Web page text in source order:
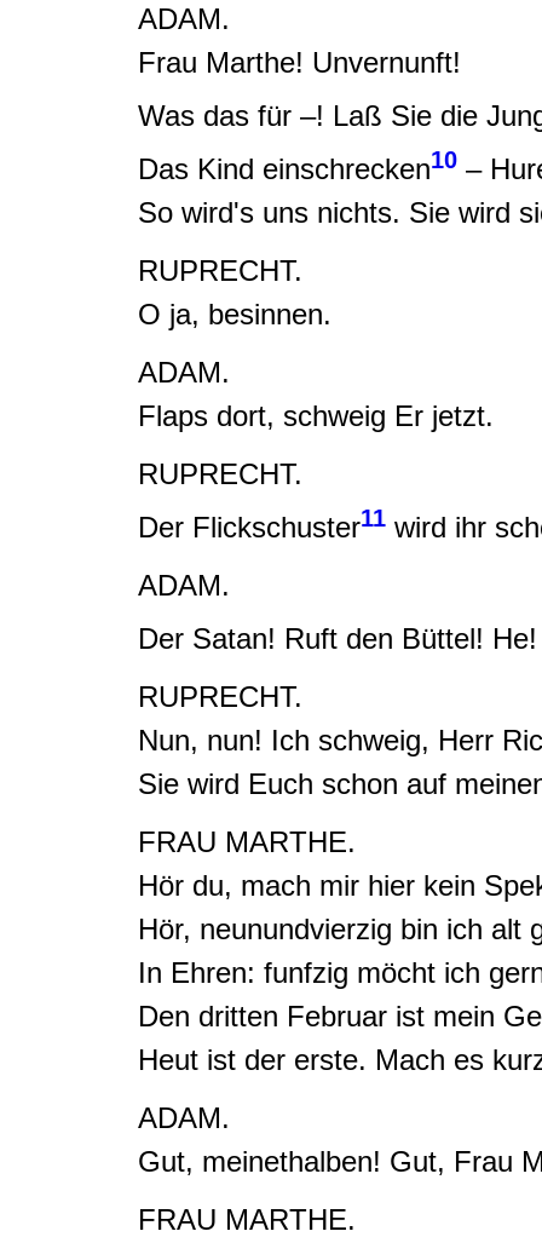
ADAM.
Frau Marthe! Unvernunft!
Was das für –! Laß Sie die
Das Kind einschrecken10 –
So wird's uns nichts. Sie wird
RUPRECHT.
O ja, besinnen.
ADAM.
Flaps dort, schweig Er jetzt.
RUPRECHT.
Der Flickschuster11 wird ihr
ADAM.
Der Satan! Ruft den Büttel!
RUPRECHT.
Nun, nun! Ich schweig, Herr
Sie wird Euch schon auf
FRAU MARTHE.
Hör du, mach mir hier kein
Hör, neunundvierzig bin ich alt
In Ehren: funfzig möcht ich
Den dritten Februar ist mein
Heut ist der erste. Mach es
ADAM.
Gut, meinethalben! Gut, Frau
FRAU MARTHE.